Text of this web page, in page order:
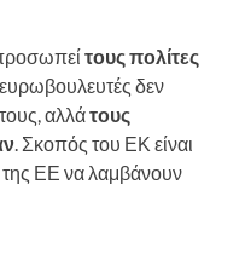
τους πολίτες
δεν
αλλάτους
. Σκοπός του ΕΚ είναι
της ΕΕ να λαμβάνουν